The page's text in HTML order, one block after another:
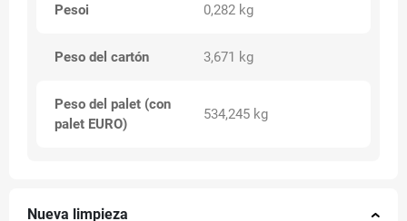
Pesoi 0,282 kg
Peso del cartón 3,671 kg
Peso del palet (con
palet EURO)
534,245 kg
Nueva limpieza